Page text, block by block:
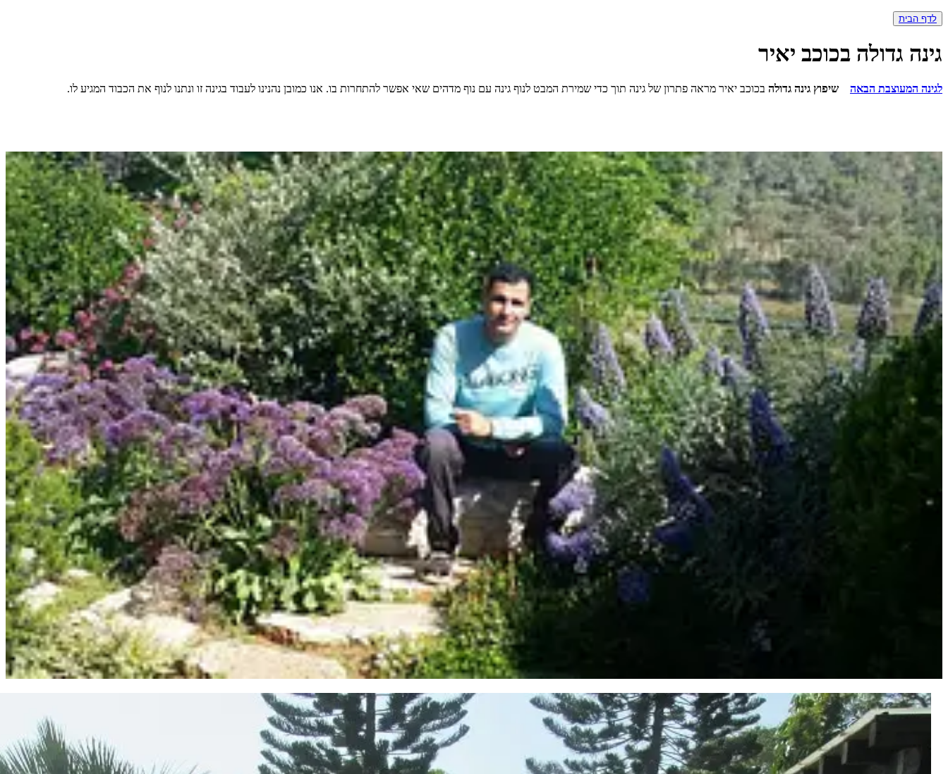
לדף הבית
גינה גדולה בכוכב יאיר
לגינה המעוצבת הבאה שיפוץ גינה גדולה בכוכב יאיר מראה פתרון של גינה תוך כדי שמירת המבט לנוף גינה עם נוף מדהים שאי אפשר להתחרות בו. אנו כמובן נהנינו לעבוד בגינה זו ונתנו לנוף את הכבוד המגיע לו.